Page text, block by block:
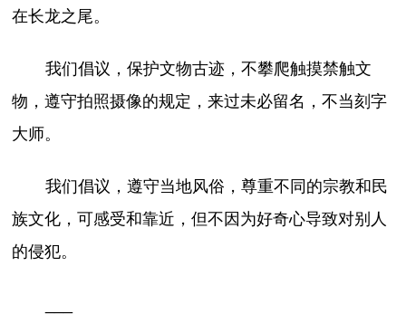
在长龙之尾。
我们倡议，保护文物古迹，不攀爬触摸禁触文
物，遵守拍照摄像的规定，来过未必留名，不当刻字
大师。
我们倡议，遵守当地风俗，尊重不同的宗教和民
族文化，可感受和靠近，但不因为好奇心导致对别人
的侵犯。